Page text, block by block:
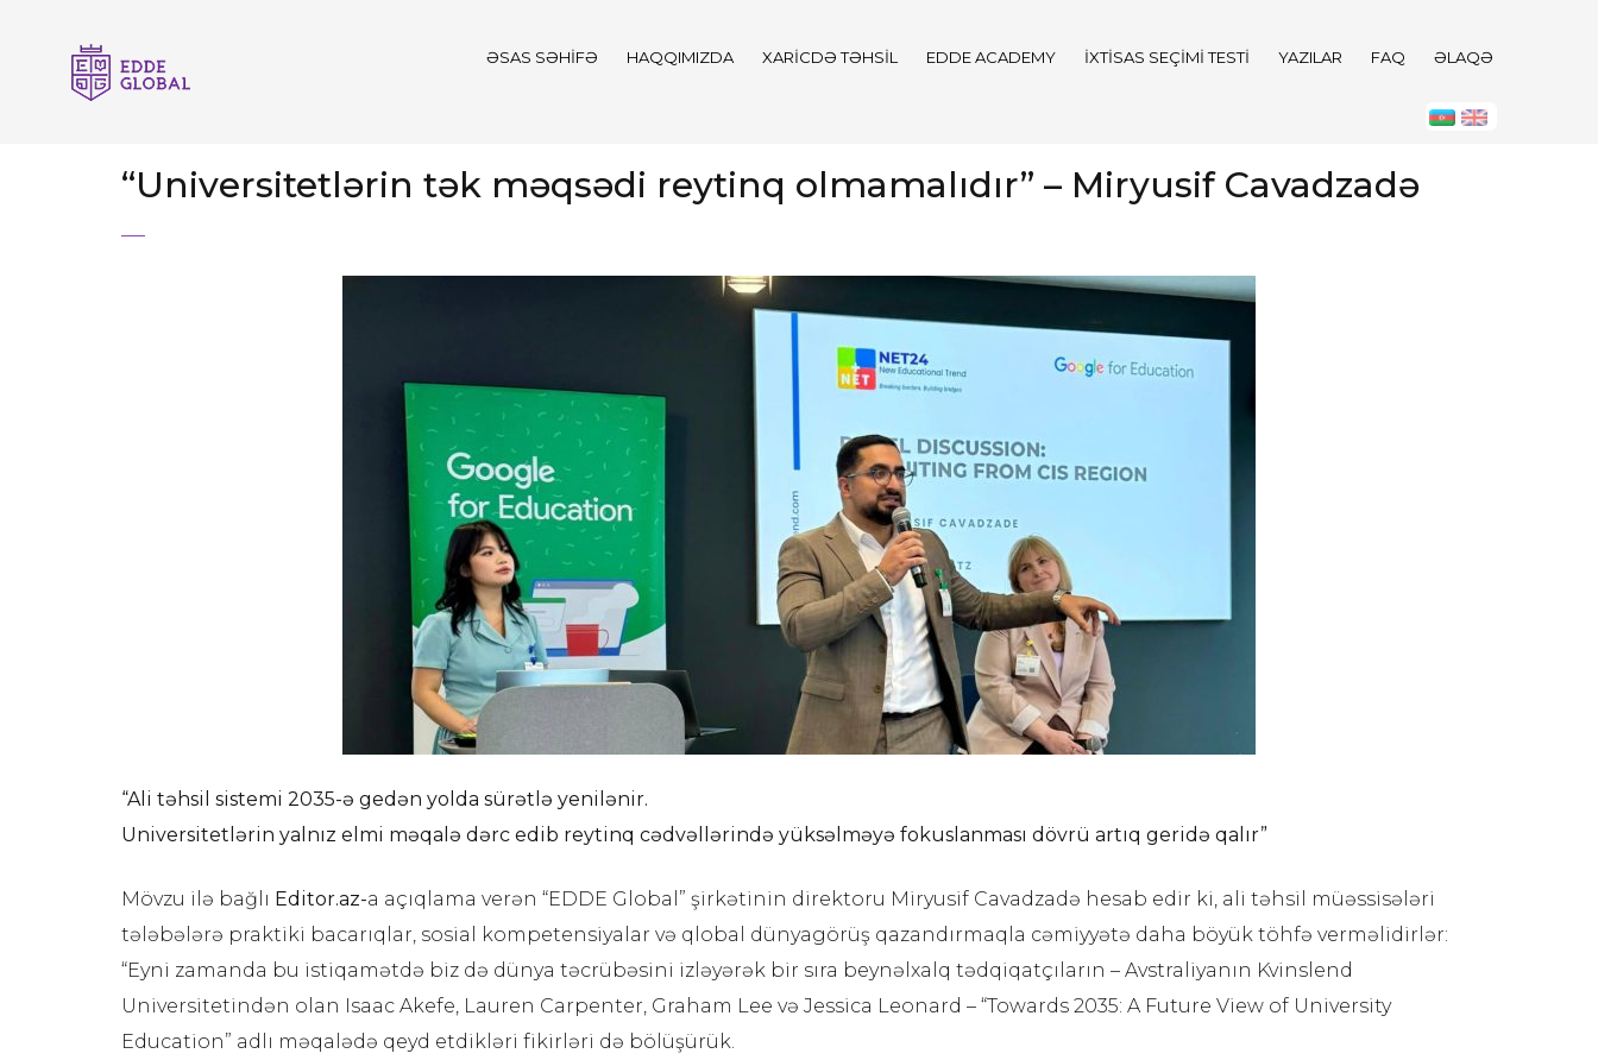
ƏSAS SƏHIFƏ HAQQIMIZDA XARICDƏ TƏHSIL EDDE ACADEMY İXTISAS SEÇIMI TESTI YAZILAR FAQ ƏLAQƏ
“Universitetlərin tək məqsədi reytinq olmamalıdır” – Miryusif Cavadzadə
“Ali təhsil sistemi 2035-ə gedən yolda sürətlə yenilənir.
Universitetlərin yalnız elmi məqalə dərc edib reytinq cədvəllərində yüksəlməyə fokuslanması dövrü artıq geridə qalır”
Mövzu ilə bağlı Editor.az-a açıqlama verən “EDDE Global” şirkətinin direktoru Miryusif Cavadzadə hesab edir ki, ali təhsil müəssisələri
tələbələrə praktiki bacarıqlar, sosial kompetensiyalar və qlobal dünyagörüş qazandırmaqla cəmiyyətə daha böyük töhfə verməlidirlər:
“Eyni zamanda bu istiqamətdə biz də dünya təcrübəsini izləyərək bir sıra beynəlxalq tədqiqatçıların – Avstraliyanın Kvinslend
Universitetindən olan Isaac Akefe, Lauren Carpenter, Graham Lee və Jessica Leonard – “Towards 2035: A Future View of University
Education” adlı məqalədə qeyd etdikləri fikirləri də bölüşürük.